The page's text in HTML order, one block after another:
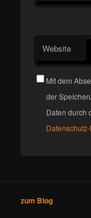
Website
Mit dem
der
Daten durch
zum Blog